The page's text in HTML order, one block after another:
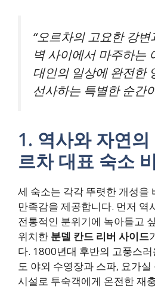
“오르차의 고요한 강
벽 사이에서 마주하는
대인의 일상에 완전한
선사하는 특별한 순간
1. 역사와 자연
르차 대표 숙소
세 숙소는 각각 뚜렷한 개성을
만족감을 제공합니다. 먼저 역
전통적인 분위기에 녹아들고
위치한 분델 칸드 리버 사이드
다. 1800년대 후반의 고풍스
도 야외 수영장과 스파, 요가
시설로 투숙객에게 온전한 재